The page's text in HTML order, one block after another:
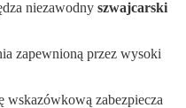
niezawodny szwajcarski
zapewnioną przez wysoki
wskazówkową zabezpiecza